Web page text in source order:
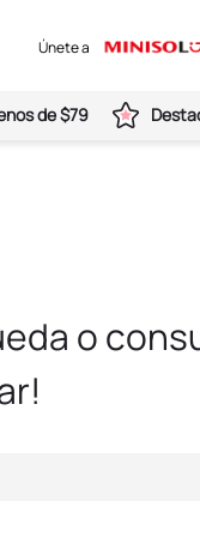
Únete a
de $79
o